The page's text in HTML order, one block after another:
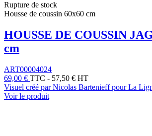
Rupture de stock
Housse de coussin 60x60 cm
HOUSSE DE COUSSIN
cm
ART00004024
69,00 € TTC - 57,50 € HT
Visuel créé par Nicolas Bartenieff pour La
Voir le produit